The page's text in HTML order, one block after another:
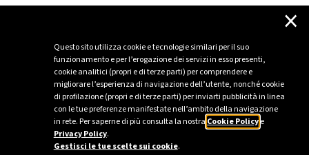
Questo sito utilizza cookie e tecnologie similari per il suo
funzionamento e per l’erogazione dei servizi in esso presenti,
cookie analitici (propri e di terze parti) per comprendere e
migliorare l’esperienza di navigazione dell’utente, nonché cookie
di profilazione (propri e di terze parti) per inviarti pubblicità in linea
con le tue preferenze manifestate nell’ambito della navigazione
in rete. Per saperne di più consulta la nostra Cookie Policye
Privacy Policy.
Gestisci le tue scelte sui cookie.
×
C'è un problema con il recupero dei
Per favore riprova piú tardi
Sei un’azienda o una PA?